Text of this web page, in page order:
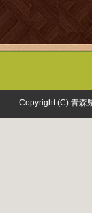
Copyright (C) 青森